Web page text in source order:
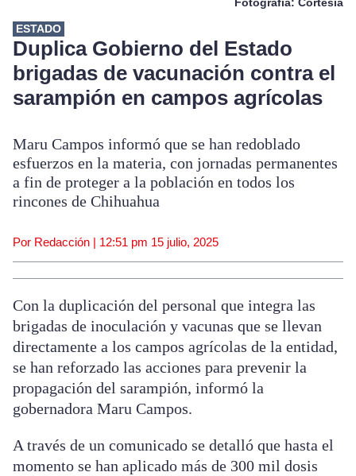
Fotografía: Cortesía
ESTADO
Duplica Gobierno del Estado
brigadas de vacunación contra el
sarampión en campos agrícolas
Maru Campos informó que se han redoblado
esfuerzos en la materia, con jornadas permanentes
a fin de proteger a la población en todos los
rincones de Chihuahua
Por Redacción | 12:51 pm 15 julio, 2025
Con la duplicación del personal que integra las
brigadas de inoculación y vacunas que se llevan
directamente a los campos agrícolas de la entidad,
se han reforzado las acciones para prevenir la
propagación del sarampión, informó la
gobernadora Maru Campos.
A través de un comunicado se detalló que hasta el
momento se han aplicado más de 300 mil dosis